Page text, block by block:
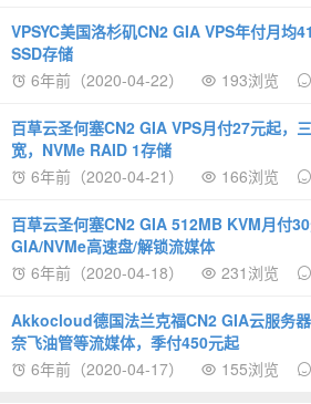
VPSYC美国洛杉矶CN2 GIA VPS年付月均
SSD存储
6年前（2020-04-22）
193浏览
百草云圣何塞CN2 GIA VPS月付27元起，
宽，NVMe RAID 1存储
6年前（2020-04-21）
166浏览
百草云圣何塞CN2 GIA 512MB KVM月付
GIA/NVMe高速盘/解锁流媒体
6年前（2020-04-18）
231浏览
Akkocloud德国法兰克福CN2 GIA云服务
奈飞油管等流媒体，季付450元起
6年前（2020-04-17）
155浏览